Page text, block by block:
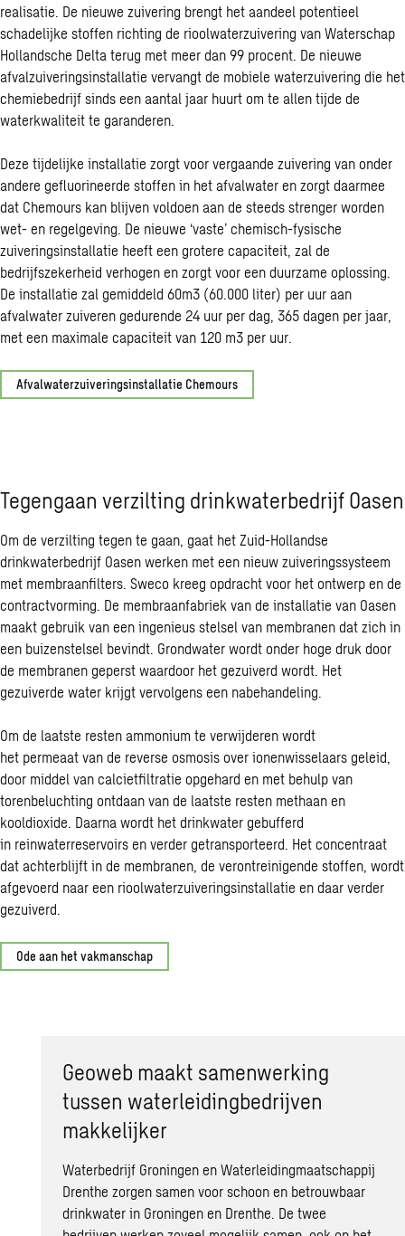
realisatie. De nieuwe zuivering brengt het aandeel potentieel
schadelijke stoffen richting de rioolwaterzuivering van Waterschap
Hollandsche Delta terug met meer dan 99 procent. De nieuwe
afvalzuiveringsinstallatie vervangt de mobiele waterzuivering die het
chemiebedrijf sinds een aantal jaar huurt om te allen tijde de
waterkwaliteit te garanderen.
Deze tijdelijke installatie zorgt voor vergaande zuivering van onder
andere gefluorineerde stoffen in het afvalwater en zorgt daarmee
dat Chemours kan blijven voldoen aan de steeds strenger worden
wet- en regelgeving. De nieuwe ‘vaste’ chemisch-fysische
zuiveringsinstallatie heeft een grotere capaciteit, zal de
bedrijfszekerheid verhogen en zorgt voor een duurzame oplossing.
De installatie zal gemiddeld 60m3 (60.000 liter) per uur aan
afvalwater zuiveren gedurende 24 uur per dag, 365 dagen per jaar,
met een maximale capaciteit van 120 m3 per uur.
Afvalwaterzuiveringsinstallatie Chemours
Tegengaan verzilting drinkwaterbedrijf Oasen
Om de verzilting tegen te gaan, gaat het Zuid-Hollandse
drinkwaterbedrijf Oasen werken met een nieuw zuiveringssysteem
met membraanfilters. Sweco kreeg opdracht voor het ontwerp en de
contractvorming. De membraanfabriek van de installatie van Oasen
maakt gebruik van een ingenieus stelsel van membranen dat zich in
een buizenstelsel bevindt. Grondwater wordt onder hoge druk door
de membranen geperst waardoor het gezuiverd wordt. Het
gezuiverde water krijgt vervolgens een nabehandeling.
Om de laatste resten ammonium te verwijderen wordt
het permeaat van de reverse osmosis over ionenwisselaars geleid,
door middel van calcietfiltratie opgehard en met behulp van
torenbeluchting ontdaan van de laatste resten methaan en
kooldioxide. Daarna wordt het drinkwater gebufferd
in reinwaterreservoirs en verder getransporteerd. Het concentraat
dat achterblijft in de membranen, de verontreinigende stoffen, wordt
afgevoerd naar een rioolwaterzuiveringsinstallatie en daar verder
gezuiverd.
Ode aan het vakmanschap
Geoweb maakt samenwerking
tussen waterleidingbedrijven
makkelijker
Waterbedrijf Groningen en Waterleidingmaatschappij
Drenthe zorgen samen voor schoon en betrouwbaar
drinkwater in Groningen en Drenthe. De twee